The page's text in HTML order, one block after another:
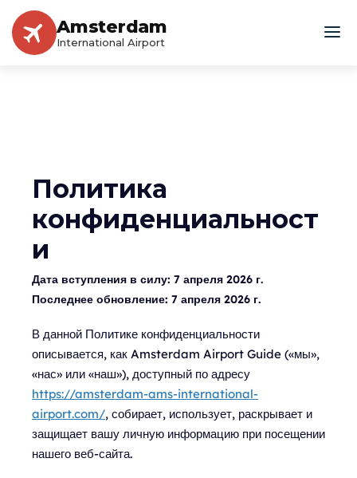
Amsterdam
International Airport
Политика
конфиденциальност
и
Дата вступления в силу: 7 апреля 2026 г.
Последнее обновление: 7 апреля 2026 г.
В данной Политике конфиденциальности
описывается, как Amsterdam Airport Guide («мы»,
«нас» или «наш»), доступный по адресу
https://amsterdam-ams-international-
airport.com/, собирает, использует, раскрывает и
защищает вашу личную информацию при посещении
нашего веб-сайта.